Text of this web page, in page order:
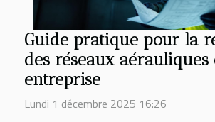
Guide pratique pour la
des réseaux aérauliques
entreprise
Lundi 1 décembre 2025 16:26